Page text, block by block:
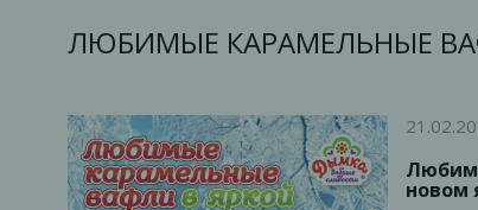
ЛЮБИМЫЕ КАРАМЕЛЬНЫЕ
новом